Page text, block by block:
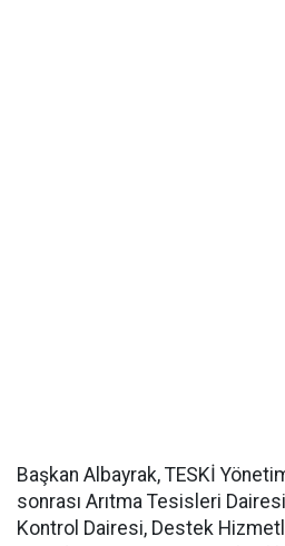
Başkan Albayrak, TESKİ
sonrası Arıtma Tesisleri
Kontrol Dairesi, Destek